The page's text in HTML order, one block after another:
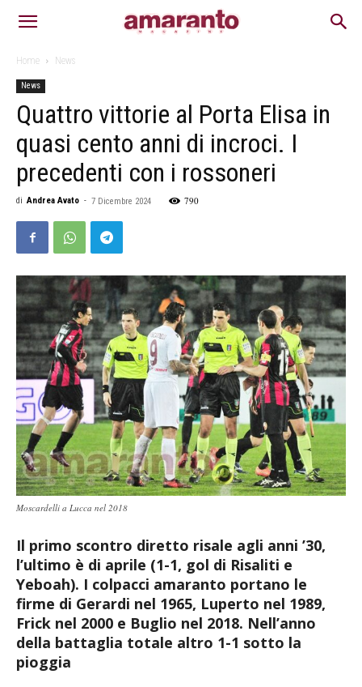
Home News
News
Quattro vittorie al Porta Elisa in
quasi cento anni di incroci. I
precedenti con i rossoneri
di Andrea Avato - 7 Dicembre 2024 790
Moscardelli a Lucca nel 2018
Il primo scontro diretto risale agli anni ’30,
l’ultimo è di aprile (1-1, gol di Risaliti e
Yeboah). I colpacci amaranto portano le
firme di Gerardi nel 1965, Luperto nel 1989,
Frick nel 2000 e Buglio nel 2018. Nell’anno
della battaglia totale altro 1-1 sotto la
pioggia